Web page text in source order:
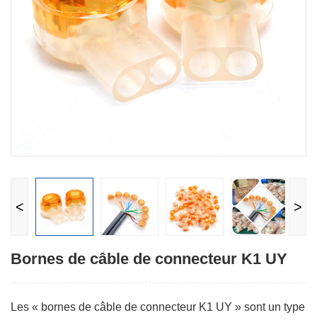
< >
Bornes de câble de connecteur K1 UY
Les « bornes de câble de connecteur K1 UY » sont un type